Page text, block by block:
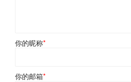
你的昵称*
你的邮箱*